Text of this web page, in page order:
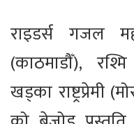
राइडर्स गजल
(काठमाडौँ),
खड्का राष्ट्रप्रेमी